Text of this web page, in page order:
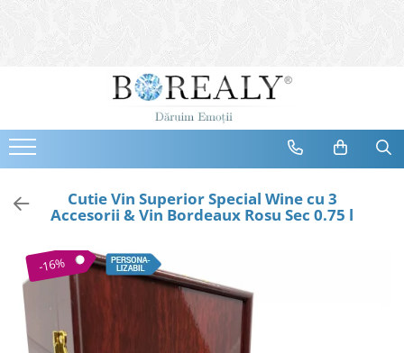
Bijuterii
Cercei
Bratari
Coliere
Seturi
Tiare
Destinatari
Bijuterii Femei
Bijuterii Copii
Cutie Vin Superior Special Wine cu 3
Accesorii & Vin Bordeaux Rosu Sec 0.75 l
-16%